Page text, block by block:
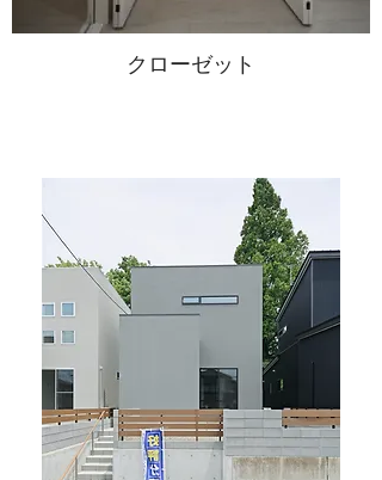
クローゼット